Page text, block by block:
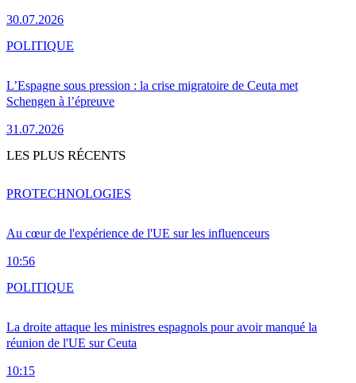
30.07.2026
L’Espagne sous pression : la crise migratoire de Ceuta met
Schengen à l’épreuve
31.07.2026
POLITIQUE
LES PLUS RÉCENTS
Au cœur de l'expérience de l'UE sur les influenceurs
10:56
PROTECHNOLOGIES
La droite attaque les ministres espagnols pour avoir manqué la
réunion de l'UE sur Ceuta
10:15
POLITIQUE